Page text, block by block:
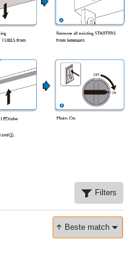
Filters
Beste match